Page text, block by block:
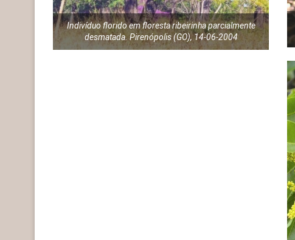
Indivíduo florido em floresta ribeirinha parcialmente
desmatada. Pirenópolis (GO), 14-06-2004